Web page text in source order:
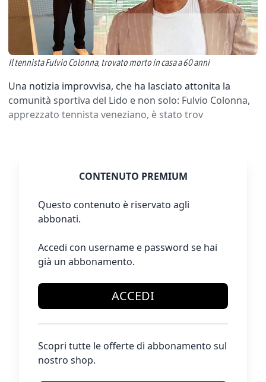
Il tennista Fulvio Colonna, trovato morto in casa a 60 anni
Una notizia improvvisa, che ha lasciato attonita la
comunità sportiva del Lido e non solo: Fulvio Colonna,
apprezzato tennista veneziano, è stato trov
CONTENUTO PREMIUM
Questo contenuto è riservato agli
abbonati.
Accedi con username e password se hai
già un abbonamento.
ACCEDI
Scopri tutte le offerte di abbonamento sul
nostro shop.